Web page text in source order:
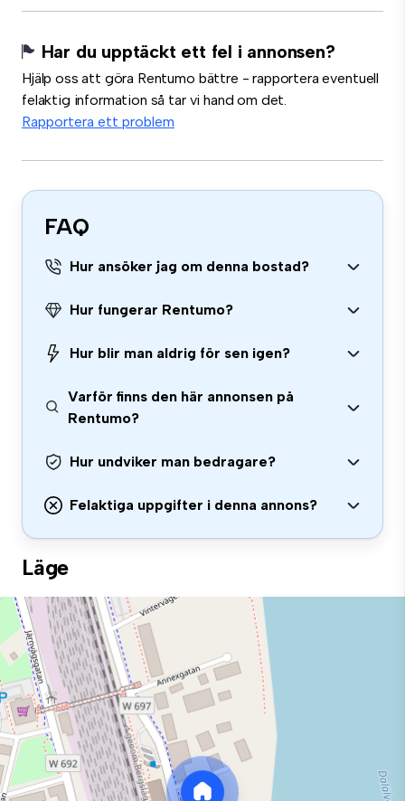
Har du upptäckt ett fel i annonsen?
Hjälp oss att göra Rentumo bättre - rapportera eventuell
felaktig information så tar vi hand om det.
Rapportera ett problem
FAQ
Hur ansöker jag om denna bostad?
Hur fungerar Rentumo?
Hur blir man aldrig för sen igen?
Varför finns den här annonsen på
Rentumo?
Hur undviker man bedragare?
Felaktiga uppgifter i denna annons?
Läge